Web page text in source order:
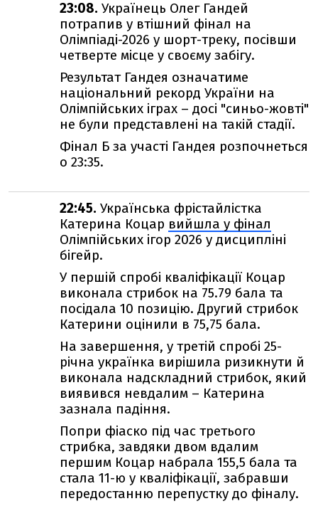
23:08. Українець Олег Гандей
потрапив у втішний фінал на
Олімпіаді-2026 у шорт-треку, посівши
четверте місце у своєму забігу.
Результат Гандея означатиме
національний рекорд України на
Олімпійських іграх – досі "синьо-жовті"
не були представлені на такій стадії.
Фінал Б за участі Гандея розпочнеться
о 23:35.
22:45. Українська фрістайлістка
Катерина Коцар вийшла у фінал
Олімпійських ігор 2026 у дисципліні
бігейр.
У першій спробі кваліфікації Коцар
виконала стрибок на 75.79 бала та
посідала 10 позицію. Другий стрибок
Катерини оцінили в 75,75 бала.
На завершення, у третій спробі 25-
річна українка вирішила ризикнути й
виконала надскладний стрибок, який
виявився невдалим – Катерина
зазнала падіння.
Попри фіаско під час третього
стрибка, завдяки двом вдалим
першим Коцар набрала 155,5 бала та
стала 11-ю у кваліфікації, забравши
передостанню перепустку до фіналу.